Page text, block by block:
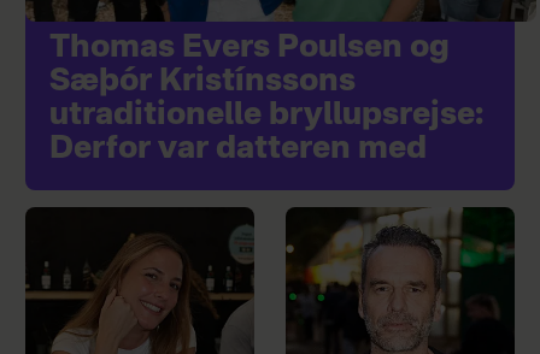
Thomas Evers Poulsen og
Sæþór Kristínssons
utraditionelle bryllupsrejse:
Derfor var datteren med